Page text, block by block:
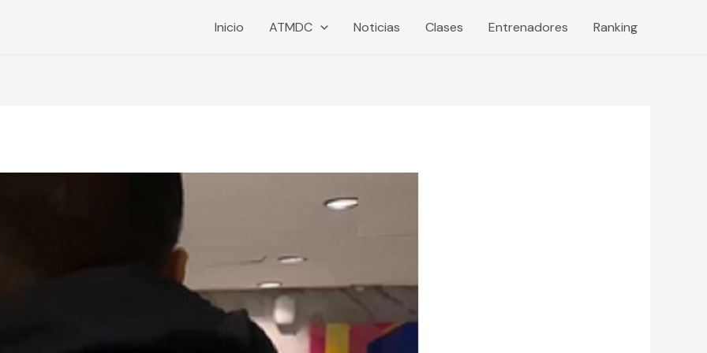
Inicio ATMDC Noticias Clases Entrenadores Ranking